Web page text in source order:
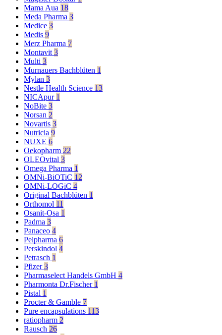
Mama Aua 18
Meda Pharma 3
Medice 3
Medis 9
Merz Pharma 7
Montavit 3
Multi 3
Murnauers Bachblüten 1
Mylan 3
Nestle Health Science 13
NICApur 1
NoBite 3
Norsan 2
Novartis 3
Nutricia 9
NUXE 6
Oekopharm 22
OLEOvital 3
Omega Pharma 1
OMNi-BiOTiC 12
OMNi-LOGiC 4
Original Bachblüten 1
Orthomol 11
Osanit-Osa 1
Padma 3
Panaceo 4
Pelpharma 6
Perskindol 4
Petrasch 1
Pfizer3
Pharmaselect Handels GmbH 4
Pharmonta Dr.Fischer 1
Pistal 1
Procter & Gamble 7
Pure encapsulations 113
ratiopharm 2
Rausch 26